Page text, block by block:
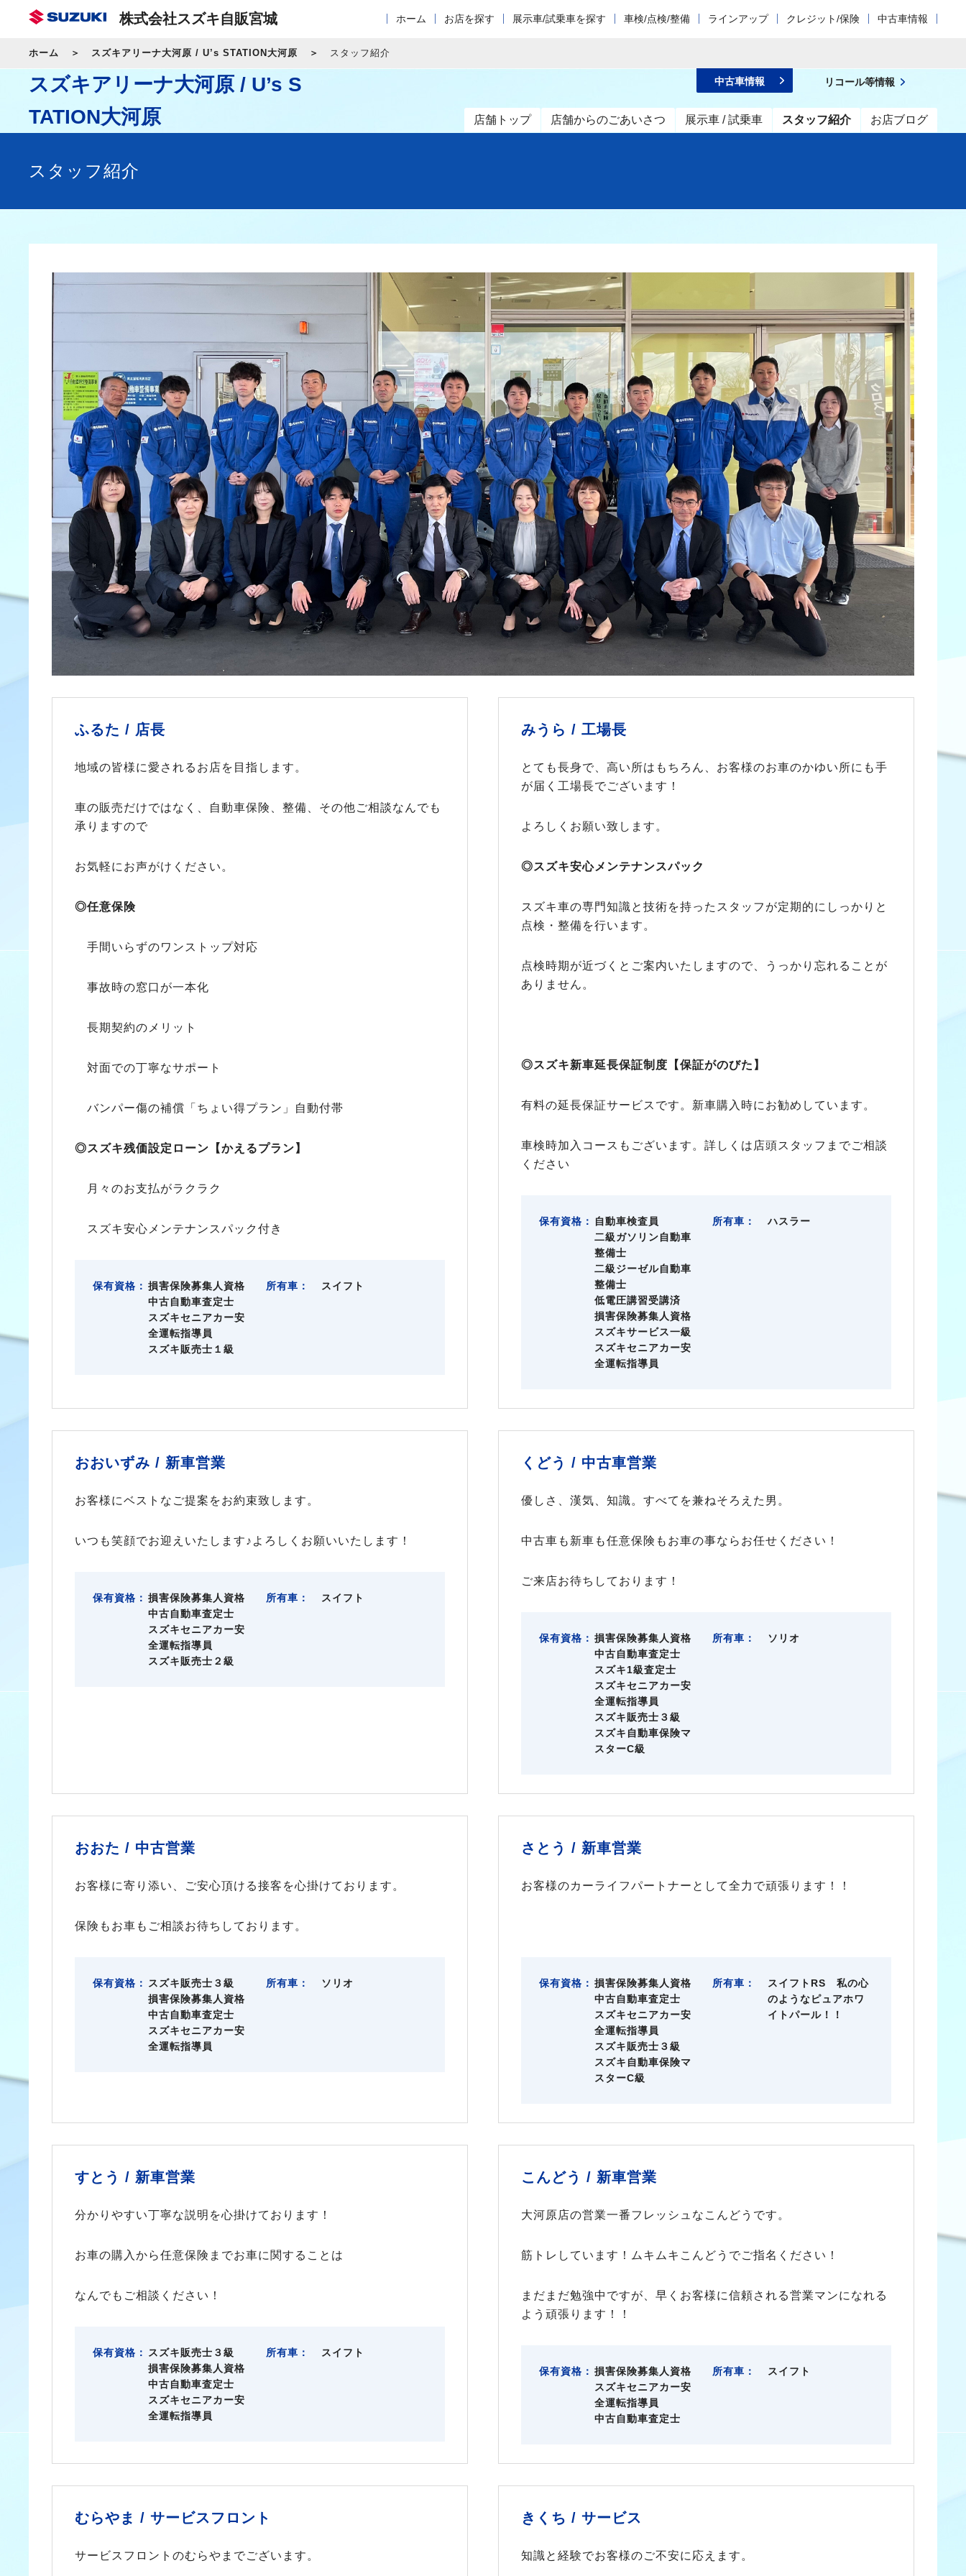
株式会社スズキ自販宮城 ホーム お店を探す 展示車/試乗車を探す 車検/点検/整備 ラインアップ クレジット/保険 中古車情報
ホーム スズキアリーナ大河原 / U’s STATION大河原 スタッフ紹介
スズキアリーナ大河原 / U’s S
TATION大河原
店舗トップ 店舗からのごあいさつ 展示車 / 試乗車 スタッフ紹介 お店ブログ
中古車情報 リコール等情報
スタッフ紹介
ふるた / 店長
地域の皆様に愛されるお店を目指します。
車の販売だけではなく、自動車保険、整備、その他ご相談なんでも
承りますので
お気軽にお声がけください。
◎任意保険
手間いらずのワンストップ対応
事故時の窓口が一本化
長期契約のメリット
対面での丁寧なサポート
バンパー傷の補償「ちょい得プラン」自動付帯
◎スズキ残価設定ローン【かえるプラン】
月々のお支払がラクラク
スズキ安心メンテナンスパック付き
保有資格： 損害保険募集人資格
中古自動車査定士
スズキセニアカー安
全運転指導員
スズキ販売士１級
所有車： スイフト
みうら / 工場長
とても長身で、高い所はもちろん、お客様のお車のかゆい所にも手
が届く工場長でございます！
よろしくお願い致します。
◎スズキ安心メンテナンスパック
スズキ車の専門知識と技術を持ったスタッフが定期的にしっかりと
点検・整備を行います。
点検時期が近づくとご案内いたしますので、うっかり忘れることが
ありません。
◎スズキ新車延長保証制度【保証がのびた】
有料の延長保証サービスです。新車購入時にお勧めしています。
車検時加入コースもございます。詳しくは店頭スタッフまでご相談
ください
保有資格：
自動車検査員
二級ガソリン自動車
整備士
二級ジーゼル自動車
整備士
低電圧講習受講済
損害保険募集人資格
スズキサービス一級
スズキセニアカー安
全運転指導員
所有車： ハスラー
おおいずみ / 新車営業
お客様にベストなご提案をお約束致します。
いつも笑顔でお迎えいたします♪よろしくお願いいたします！
保有資格： 損害保険募集人資格
中古自動車査定士
スズキセニアカー安
全運転指導員
スズキ販売士２級
所有車： スイフト
くどう / 中古車営業
優しさ、漢気、知識。すべてを兼ねそろえた男。
中古車も新車も任意保険もお車の事ならお任せください！
ご来店お待ちしております！
保有資格： 損害保険募集人資格
中古自動車査定士
スズキ1級査定士
スズキセニアカー安
全運転指導員
スズキ販売士３級
スズキ自動車保険マ
スターC級
所有車： ソリオ
おおた / 中古営業
お客様に寄り添い、ご安心頂ける接客を心掛けております。
保険もお車もご相談お待ちしております。
保有資格：
スズキ販売士３級
損害保険募集人資格
中古自動車査定士
スズキセニアカー安
全運転指導員
所有車： ソリオ
さとう / 新車営業
お客様のカーライフパートナーとして全力で頑張ります！！
保有資格： 損害保険募集人資格
中古自動車査定士
スズキセニアカー安
全運転指導員
スズキ販売士３級
スズキ自動車保険マ
スターC級
所有車：
スイフトRS 私の心
のようなピュアホワ
イトパール！！
すとう / 新車営業
分かりやすい丁寧な説明を心掛けております！
お車の購入から任意保険までお車に関することは
なんでもご相談ください！
保有資格：
スズキ販売士３級
損害保険募集人資格
中古自動車査定士
スズキセニアカー安
全運転指導員
所有車： スイフト
こんどう / 新車営業
大河原店の営業一番フレッシュなこんどうです。
筋トレしています！ムキムキこんどうでご指名ください！
まだまだ勉強中ですが、早くお客様に信頼される営業マンになれる
よう頑張ります！！
保有資格： 損害保険募集人資格
スズキセニアカー安
全運転指導員
中古自動車査定士
所有車： スイフト
むらやま / サービスフロント
サービスフロントのむらやまでございます。
きくち / サービス
知識と経験でお客様のご不安に応えます。